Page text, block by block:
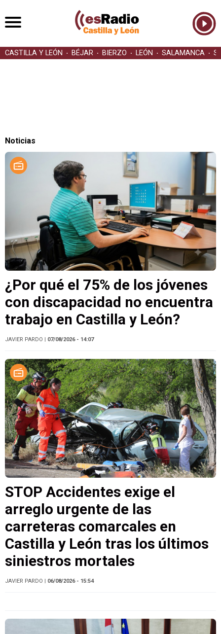
CASTILLA Y LEÓN BÉJAR BIERZO LEÓN SALAMANCA
Noticias
¿Por qué el 75% de los jóvenes
con discapacidad no encuentra
trabajo en Castilla y León?
JAVIER PARDO | 07/08/2026 - 14:07
STOP Accidentes exige el
arreglo urgente de las
carreteras comarcales en
Castilla y León tras los últimos
siniestros mortales
JAVIER PARDO | 06/08/2026 - 15:54